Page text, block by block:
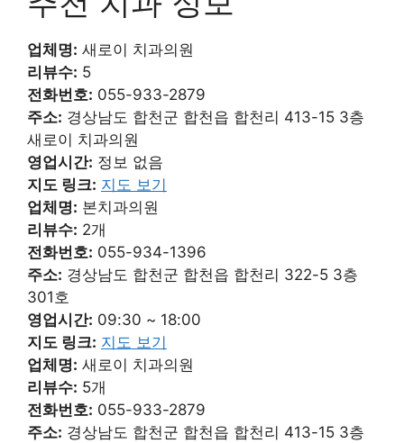
업체명: 새로이 치과의원
리뷰수: 5
전화번호: 055-933-2879
주소: 경상남도 합천군 합천읍 합천리 413-15 3층
새로이 치과의원
영업시간: 정보 없음
지도 링크: 지도 보기
업체명: 본치과의원
리뷰수: 2개
전화번호: 055-934-1396
주소: 경상남도 합천군 합천읍 합천리 322-5 3층
301호
영업시간: 09:30 ~ 18:00
지도 링크: 지도 보기
업체명: 새로이 치과의원
리뷰수: 5개
전화번호: 055-933-2879
주소: 경상남도 합천군 합천읍 합천리 413-15 3층